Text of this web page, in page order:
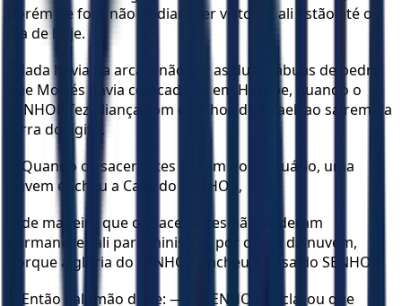
porém de fora não podiam ser vistos. E ali estão até o
dia de hoje.
Nada havia na arca a não ser as duas tábuas de pedra
que Moisés havia colocado ali em Horebe, quando o
SENHOR fez aliança com os filhos de Israel, ao saírem da
terra do Egito.
Quando os sacerdotes saíram do santuário, uma
nuvem encheu a Casa do SENHOR,
de maneira que os sacerdotes não puderam
permanecer ali para ministrar, por causa da nuvem,
porque a glória do SENHOR encheu a Casa do SENHOR.
Então Salomão disse: — O SENHOR declarou que